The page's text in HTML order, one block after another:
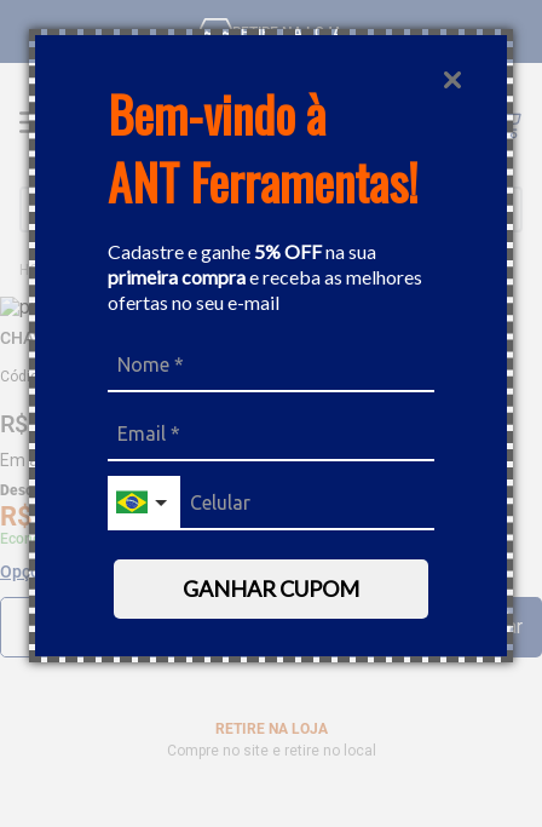
Bem-vindo à
ANT Ferramentas!
Cadastre e ganhe5% OFFna sua
primeira comprae receba as melhores
ofertas no seu e-mail
GANHAR CUPOM
RETIRE NA LOJA
Buscar
FERRAMENTAS MANUAIS CHAVES CHAVE ESTRELA 15/16"X1" GEDORE 003559
CHAVE ESTRELA 15/16"X1" GEDORE 003559
Código
R$ 89
Em até 11,17sem juros
Desc. de
R$
Economize 5% à vista com Boleto, PIX
Opções de parcelamento
RETIRE NA LOJA
Compre no site e retire no local